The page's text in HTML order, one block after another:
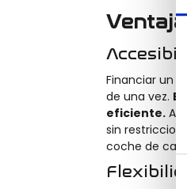
Financiar un
de una vez.
eficiente.
sin
coche de